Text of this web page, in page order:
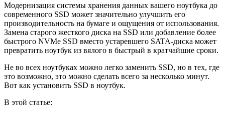
Модернизация системы хранения данных вашего ноутбука до
современного SSD может значительно улучшить его
производительность на бумаге и ощущения от использования.
Замена старого жесткого диска на SSD или добавление более
быстрого NVMe SSD вместо устаревшего SATA-диска может
превратить ноутбук из вялого в быстрый в кратчайшие сроки.
Не во всех ноутбуках можно легко заменить SSD, но в тех, где
это возможно, это можно сделать всего за несколько минут.
Вот как установить SSD в ноутбук.
В этой статье: